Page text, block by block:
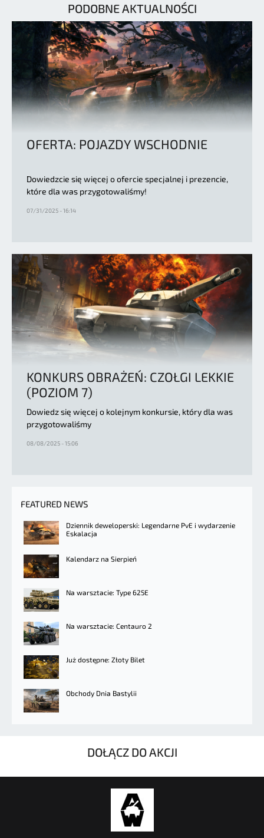
PODOBNE AKTUALNOŚCI
OFERTA: POJAZDY WSCHODNIE
Dowiedzcie się więcej o ofercie specjalnej i prezencie,
które dla was przygotowaliśmy!
07/31/2025 - 16:14
KONKURS OBRAŻEŃ: CZOŁGI LEKKIE
(POZIOM 7)
Dowiedz się więcej o kolejnym konkursie, który dla was
przygotowaliśmy
08/08/2025 - 15:06
FEATURED NEWS
Dziennik deweloperski: Legendarne PvE i wydarzenie
Eskalacja
Kalendarz na Sierpień
Na warsztacie: Type 625E
Na warsztacie: Centauro 2
Już dostępne: Złoty Bilet
Obchody Dnia Bastylii
DOŁĄCZ DO AKCJI